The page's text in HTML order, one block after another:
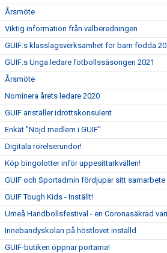
Årsmöte
Viktig information från valberedningen
GUIF:s klasslagsverksamhet för barn födda
GUIF:s Unga ledare fotbollssäsongen 2021
Årsmöte
Nominera årets ledare 2020
GUIF anställer idrottskonsulent
Enkät "Nöjd medlem i GUIF"
Digitala rörelserundor!
Köp bingolotter inför uppesittarkvällen!
GUIF och Sportadmin fördjupar sitt samarbete
GUIF Tough Kids - Inställt!
Umeå Handbollsfestival - en Coronasäkrad
Innebandyskolan på höstlovet inställd
GUIF-butiken öppnar portarna!